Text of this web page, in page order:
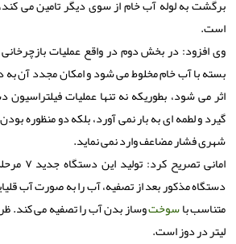
برگشت به لوله آب خام از سوی دیگر تامین می
است.
وی افزود: در بخش دوم در واقع عملیات
بسته با آب خام مخلوط می شود و امكان مجدد آن به
اثر می شود، بطوریكه نه تنها عملیات
گیرد و لطمه ای به بار نمی آورد، بلكه دو منظوره
شهری فشار مضاعف وارد نمی نماید.
متناسب باسوختوساز بدن آب را تصفیه می كند.
لیتر در دوز است.